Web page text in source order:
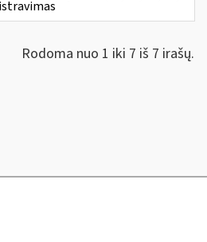
Rodoma nuo 1 iki 7 iš 7 irašų.